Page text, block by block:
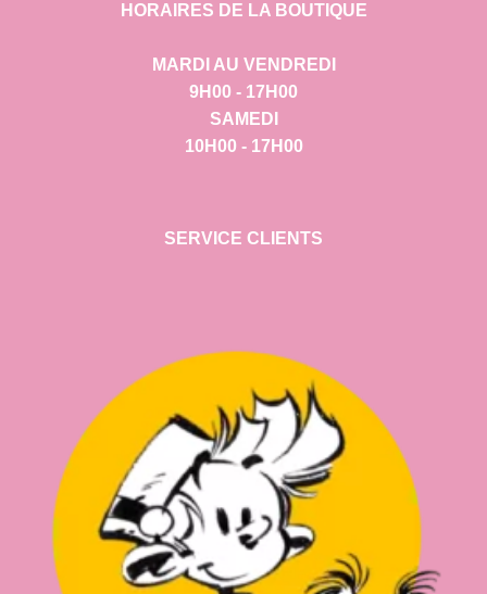
HORAIRES DE LA BOUTIQUE
MARDI AU VENDREDI
9H00 - 17H00
SAMEDI
10H00 - 17H00
SERVICE CLIENTS